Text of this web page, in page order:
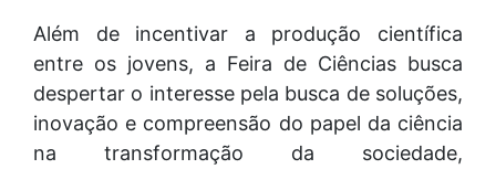
Além de incentivar a produção científica
entre os jovens, a Feira de Ciências busca
despertar o interesse pela busca de soluções,
inovação e compreensão do papel da ciência
na transformação da sociedade,